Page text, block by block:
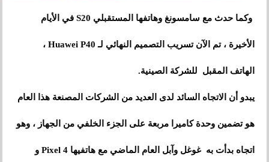
وكما حدث مع سامسونغ وهاتفها المستقبلي S20 في الأيام
الأخيرة ، تم الآن تسريب التصميم النهائي لـ Huawei P40 ،
الهاتف المقبل للشركة الصينية.
يبدو أن الاتجاه السائد لدى العديد من الشركات المصنعة هذا العام
هو تضمين وحدة كاميرا مربعة على الجزء الخلفي من الجهاز ، وهو
اتجاه بدأت به غوغل وآبل العام الماضي مع هاتفيها Pixel 4 و